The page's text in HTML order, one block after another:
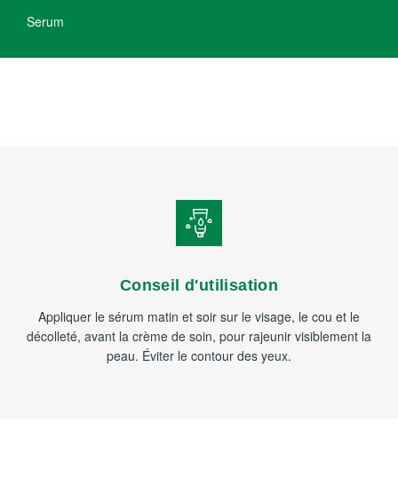
Serum
Conseil d'utilisation
Appliquer le sérum matin et soir sur le visage, le cou et le
décolleté, avant la crème de soin, pour rajeunir visiblement la
peau. Éviter le contour des yeux.